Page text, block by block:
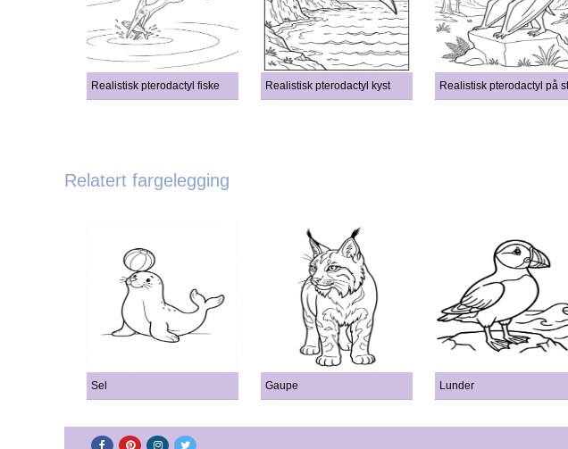
Realistisk pterodactyl fiske Realistisk pterodactyl kyst
Relatert fargelegging
Sel Gaupe Lunder